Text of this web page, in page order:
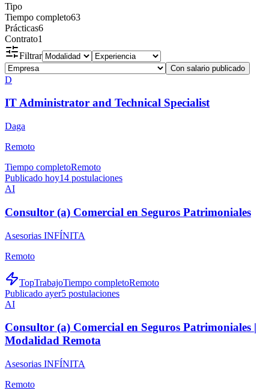
Tipo
Tiempo completo63
Prácticas6
Contrato1
Filtrar
Con salario publicado
D
IT Administrator and Technical Specialist
Daga
Remoto
Tiempo completoRemoto
Publicado hoy14 postulaciones
AI
Consultor (a) Comercial en Seguros Patrimoniales
Asesorias INFÍNITA
Remoto
TopTrabajoTiempo completoRemoto
Publicado ayer5 postulaciones
AI
Consultor (a) Comercial en Seguros Patrimoniales |
Modalidad Remota
Asesorias INFÍNITA
Remoto